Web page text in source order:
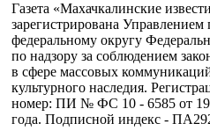
Газета «Махачкалинские
зарегистрирована
федеральному округу
по надзору за соблюдением
в сфере массовых
культурного наследия.
номер: ПИ № ФС 10 - 6585 от 19
года. Подписной индекс -